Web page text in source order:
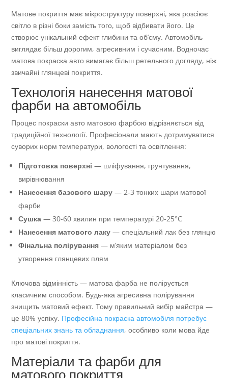
Матове покриття має мікроструктуру поверхні, яка розсіює
світло в різні боки замість того, щоб відбивати його. Це
створює унікальний ефект глибини та об’єму. Автомобіль
виглядає більш дорогим, агресивним і сучасним. Водночас
матова покраска авто вимагає більш ретельного догляду, ніж
звичайні глянцеві покриття.
Технологія нанесення матової
фарби на автомобіль
Процес покраски авто матовою фарбою відрізняється від
традиційної технології. Професіонали мають дотримуватися
суворих норм температури, вологості та освітлення:
Підготовка поверхні — шліфування, грунтування,
вирівнювання
Нанесення базового шару — 2-3 тонких шари матової
фарби
Сушка — 30-60 хвилин при температурі 20-25°C
Нанесення матового лаку — спеціальний лак без глянцю
Фінальна полірування — м’яким матеріалом без
утворення глянцевих плям
Ключова відмінність — матова фарба не полірується
класичним способом. Будь-яка агресивна полірування
знищить матовий ефект. Тому правильний вибір майстра —
це 80% успіху. Професійна покраска автомобіля потребує
спеціальних знань та обладнання, особливо коли мова йде
про матові покриття.
Матеріали та фарби для
матового покриття